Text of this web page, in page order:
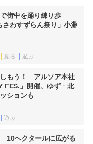
街中を踊り練り歩
わすずらん祭り」小淵
見る 遊ぶ
もう！ アルソア本社
FES.」開催、ゆず・北
ションも
遊ぶ
10ヘクタールに広がる